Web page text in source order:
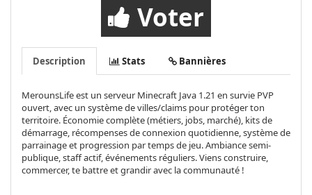
Voter
Description Stats Bannières
MerounsLife est un serveur Minecraft Java 1.21 en survie PVP
ouvert, avec un système de villes/claims pour protéger ton
territoire. Économie complète (métiers, jobs, marché), kits de
démarrage, récompenses de connexion quotidienne, système de
parrainage et progression par temps de jeu. Ambiance semi-
publique, staff actif, événements réguliers. Viens construire,
commercer, te battre et grandir avec la communauté !